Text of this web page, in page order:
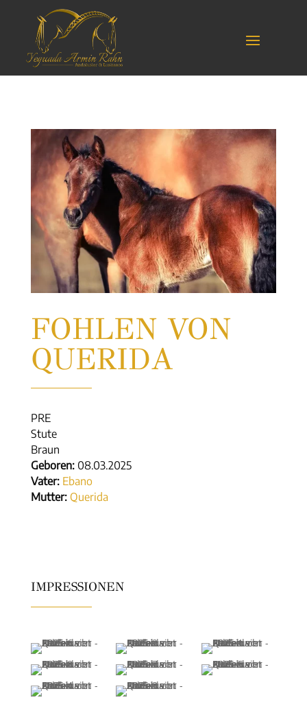
FOHLEN VON
QUERIDA
PRE
Stute
Braun
Geboren:08.03.2025
Vater: Ebano
Mutter: Querida
IMPRESSIONEN